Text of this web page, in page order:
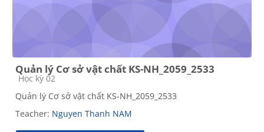
Quản lý Cơ sở vật chất KS-NH_2059_2533
Course category
Học kỳ 02
Quản lý Cơ sở vật chất KS-NH_2059_2533
Teacher: Nguyen Thanh NAM